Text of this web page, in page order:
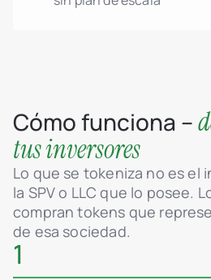
Cómo funciona –
tus inversores
Lo que se tokeniza no es el
la SPV o LLC que lo posee.
compran tokens que
de esa sociedad.
1